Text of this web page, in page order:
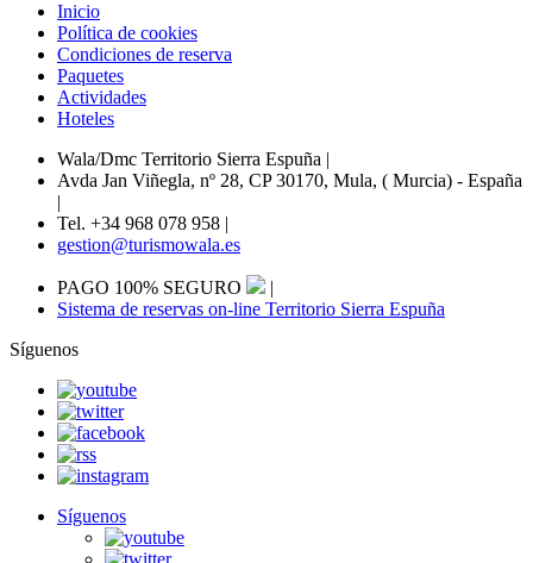
Inicio
Política de cookies
Condiciones de reserva
Paquetes
Actividades
Hoteles
Wala/Dmc Territorio Sierra Espuña |
Avda Jan Viñegla, nº 28, CP 30170, Mula, ( Murcia) - España
|
Tel. +34 968 078 958 |
gestion@turismowala.es
PAGO 100% SEGURO
|
Sistema de reservas on-line Territorio Sierra Espuña
Síguenos
Síguenos